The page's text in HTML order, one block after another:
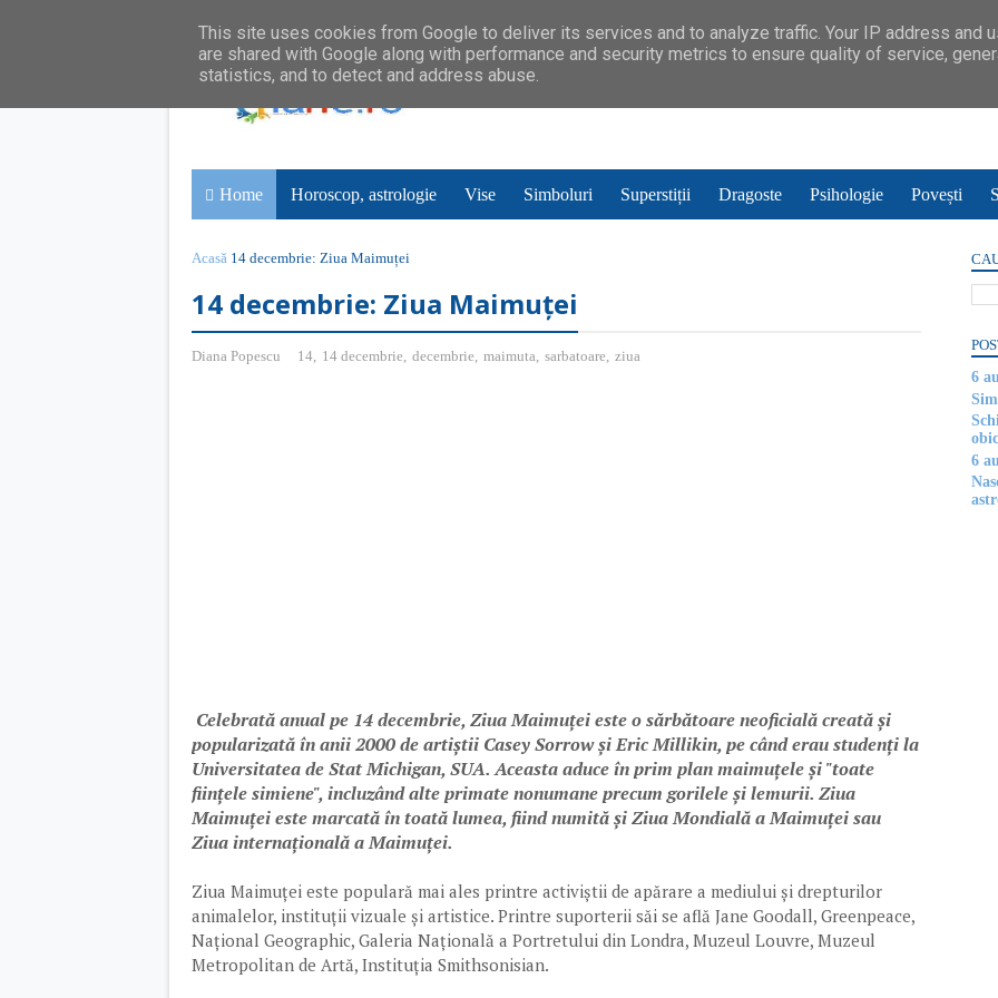
Home Horoscop, astrologie Vise Simboluri Superstiții Dragoste Psihologie Povești
Acasă 14 decembrie: Ziua Maimuței
14 decembrie: Ziua Maimuței
Diana Popescu 14, 14 decembrie, decembrie, maimuta, sarbatoare, ziua
Celebrată anual pe 14 decembrie, Ziua Maimuței este o sărbătoare neoficială creată și
popularizată în anii 2000 de artiștii Casey Sorrow și Eric Millikin, pe când erau studenți la
Universitatea de Stat Michigan, SUA. Aceasta aduce în prim plan maimuțele și "toate
ființele simiene", incluzând alte primate nonumane precum gorilele și lemurii. Ziua
Maimuței este marcată în toată lumea, fiind numită și Ziua Mondială a Maimuței sau
Ziua internațională a Maimuței.
Ziua Maimuței este populară mai ales printre activiștii de apărare a mediului și drepturilor
animalelor, instituții vizuale și artistice. Printre suporterii săi se află Jane Goodall, Greenpeace,
Național Geographic, Galeria Națională a Portretului din Londra, Muzeul Louvre, Muzeul
Metropolitan de Artă, Instituția Smithsonisian.
6
6
This site uses cookies from Google to deliver its services and to analyze traffic. Your IP address and
are shared with Google along with performance and security metrics to ensure quality of service,
statistics, and to detect and address abuse.